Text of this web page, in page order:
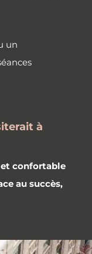
un
à
et confortable
au succès,